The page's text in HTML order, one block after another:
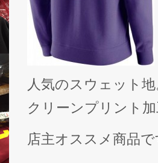
人気のスウェット
クリーンプリント加
店主オススメ商品で